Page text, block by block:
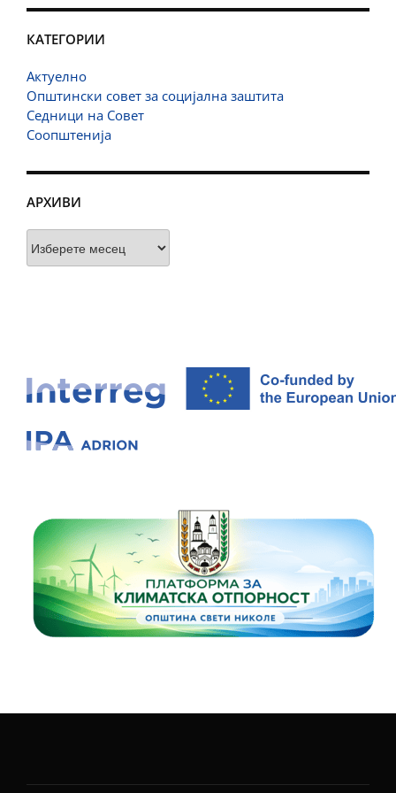
КАТЕГОРИИ
Актуелно
Општински совет за социјална заштита
Седници на Совет
Соопштенија
АРХИВИ